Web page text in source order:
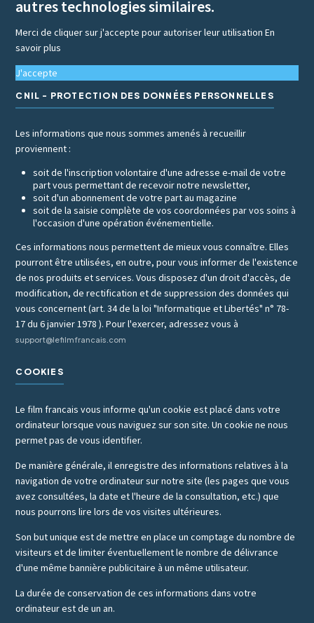
autres technologies similaires.
Merci de cliquer sur j'accepte pour autoriser leur utilisationEn
savoir plus
J'accepte
CNIL - PROTECTION DES DONNÉES PERSONNELLES
Les informations que nous sommes amenés à recueillir
proviennent :
soit de l'inscription volontaire d'une adresse e-mail de votre
part vous permettant de recevoir notre newsletter,
soit d'un abonnement de votre part au magazine
soit de la saisie complète de vos coordonnées par vos soins à
l'occasion d'une opération événementielle.
Ces informations nous permettent de mieux vous connaître. Elles
pourront être utilisées, en outre, pour vous informer de l'existence
de nos produits et services. Vous disposez d'un droit d'accès, de
modification, de rectification et de suppression des données qui
vous concernent (art. 34 de la loi "Informatique et Libertés" n° 78-
17 du 6 janvier 1978 ). Pour l'exercer, adressez vous à
support@lefilmfrancais.com
COOKIES
Le film francais vous informe qu'un cookie est placé dans votre
ordinateur lorsque vous naviguez sur son site. Un cookie ne nous
permet pas de vous identifier.
De manière générale, il enregistre des informations relatives à la
navigation de votre ordinateur sur notre site (les pages que vous
avez consultées, la date et l'heure de la consultation, etc.) que
nous pourrons lire lors de vos visites ultérieures.
Son but unique est de mettre en place un comptage du nombre de
visiteurs et de limiter éventuellement le nombre de délivrance
d'une même bannière publicitaire à un même utilisateur.
La durée de conservation de ces informations dans votre
ordinateur est de un an.